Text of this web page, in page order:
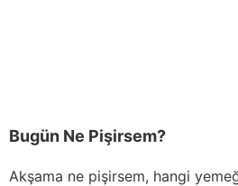
Bugün Ne Pişirsem?
Akşama ne pişirsem, hangi